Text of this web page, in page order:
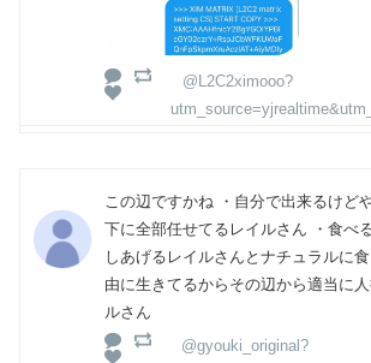
@L2C2ximooo?
この辺ですかね ・自分で出来るけど
下に全部任せてるレイルさん ・食べ
しあげるレイルさんとナチュラルに
由に生きてるからその辺から適当に
ルさん
@gyouki_original?